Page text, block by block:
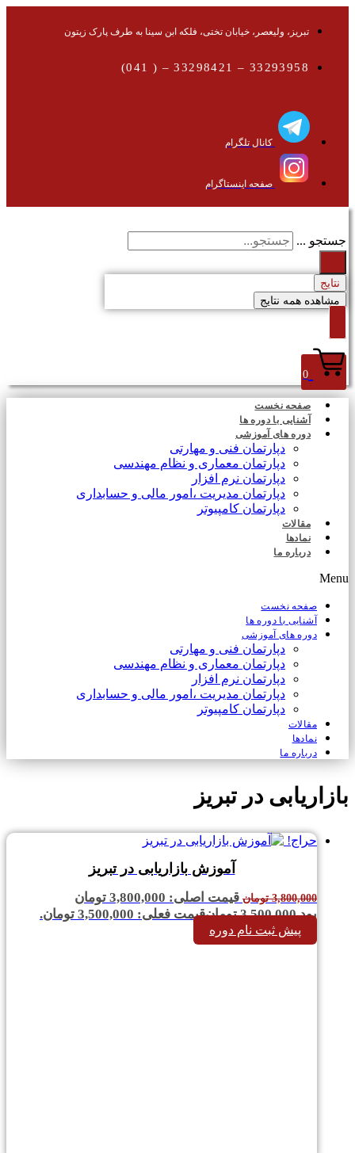
تبریز، ولیعصر، خیابان تختی، فلکه ابن سینا به طرف پارک زیتون
33293958 – 33298421 – ( 041)
کانال تلگرام
صفحه اینستاگرام
جستجو ...
نتایج
مشاهده همه نتایج
0
صفحه نخست
آشنایی با دوره ها
دوره های آموزشی
دپارتمان فنی و مهارتی
دپارتمان معماری و نظام مهندسی
دپارتمان نرم افزار
دپارتمان مدیریت ،امور مالی و حسابداری
دپارتمان کامپیوتر
مقالات
نمادها
درباره ما
Menu
صفحه نخست
آشنایی با دوره ها
دوره های آموزشی
دپارتمان فنی و مهارتی
دپارتمان معماری و نظام مهندسی
دپارتمان نرم افزار
دپارتمان مدیریت ،امور مالی و حسابداری
دپارتمان کامپیوتر
مقالات
نمادها
درباره ما
بازاریابی در تبریز
حراج!
آموزش بازاریابی در تبریز
3,800,000 تومان
قیمت اصلی: 3,800,000 تومان
بود.3,500,000 تومانقیمت فعلی: 3,500,000 تومان.
پیش ثبت نام دوره